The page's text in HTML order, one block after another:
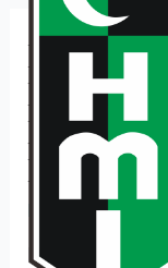
Keadilan
Leave a Comment
Perempuan